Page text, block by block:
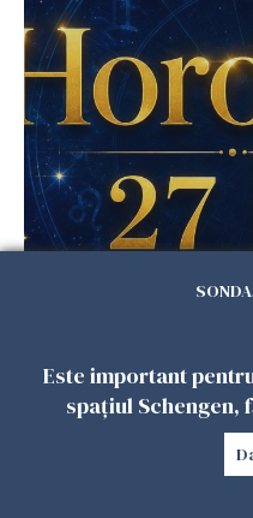
Horoscop 27 iulie.
26 IULIE 2026
Este important
spațiul